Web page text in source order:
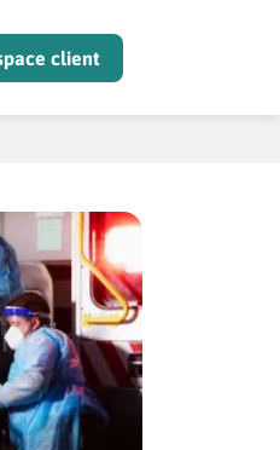
client